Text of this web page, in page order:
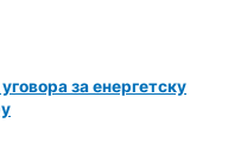
за енергетску